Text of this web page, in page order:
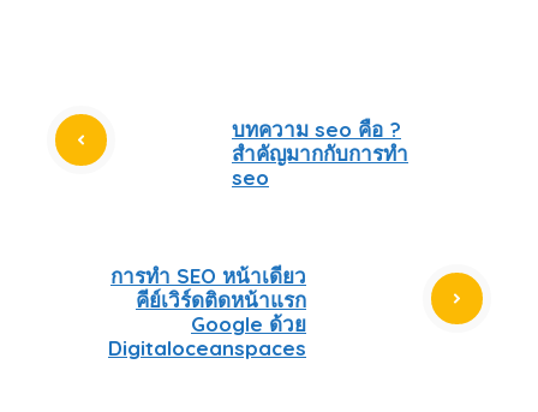
บทความ seo คือ ?
สำคัญมากกับการทำ
seo
การทำ SEO หน้าเดียว
คีย์เวิร์ดติดหน้าแรก
Google ด้วย
Digitaloceanspaces